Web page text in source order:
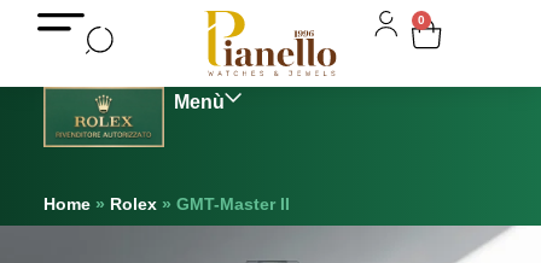
0
Home» Rolex» GMT-Master II